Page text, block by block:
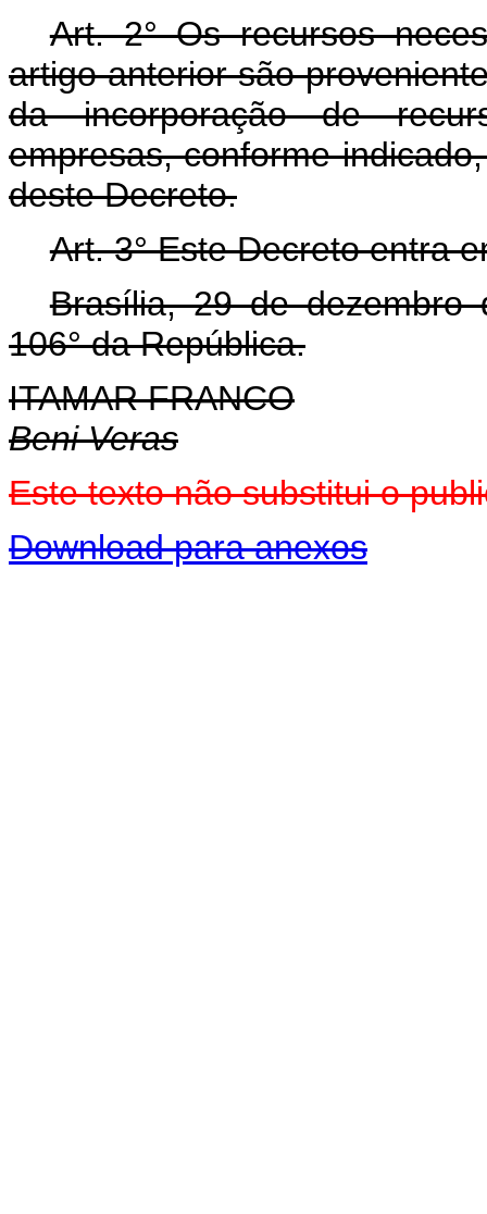
Art. 2° Os recursos
artigo anterior são
da incorporação de
empresas, conforme
deste Decreto.
Art. 3° Este Decreto entra
Brasília, 29 de dezembro
106° da República.
ITAMAR FRANCO
Beni Veras
Este texto não substitui o
Download para anexos